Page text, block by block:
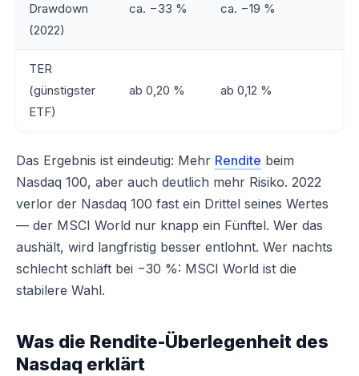
Drawdown
(2022)
ca. −33 % ca. −19 %
TER
(günstigster
ETF)
ab 0,20 % ab 0,12 %
Das Ergebnis ist eindeutig: Mehr Rendite beim
Nasdaq 100, aber auch deutlich mehr Risiko. 2022
verlor der Nasdaq 100 fast ein Drittel seines Wertes
— der MSCI World nur knapp ein Fünftel. Wer das
aushält, wird langfristig besser entlohnt. Wer nachts
schlecht schläft bei −30 %: MSCI World ist die
stabilere Wahl.
Was die Rendite-Überlegenheit des
Nasdaq erklärt